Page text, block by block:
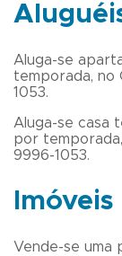
Aluga-se
temporada, no
1053.
Aluga-se casa
por
9996-1053.
Imóveis
Vende-se uma